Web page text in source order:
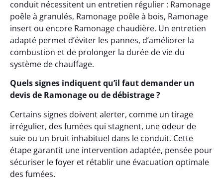
conduit nécessitent un entretien régulier : Ramonage
poêle à granulés, Ramonage poêle à bois, Ramonage
insert ou encore Ramonage chaudière. Un entretien
adapté permet d’éviter les pannes, d’améliorer la
combustion et de prolonger la durée de vie du
système de chauffage.
Quels signes indiquent qu’il faut demander un
devis de Ramonage ou de débistrage ?
Certains signes doivent alerter, comme un tirage
irrégulier, des fumées qui stagnent, une odeur de
suie ou un bruit inhabituel dans le conduit. Cette
étape garantit une intervention adaptée, pensée pour
sécuriser le foyer et rétablir une évacuation optimale
des fumées.